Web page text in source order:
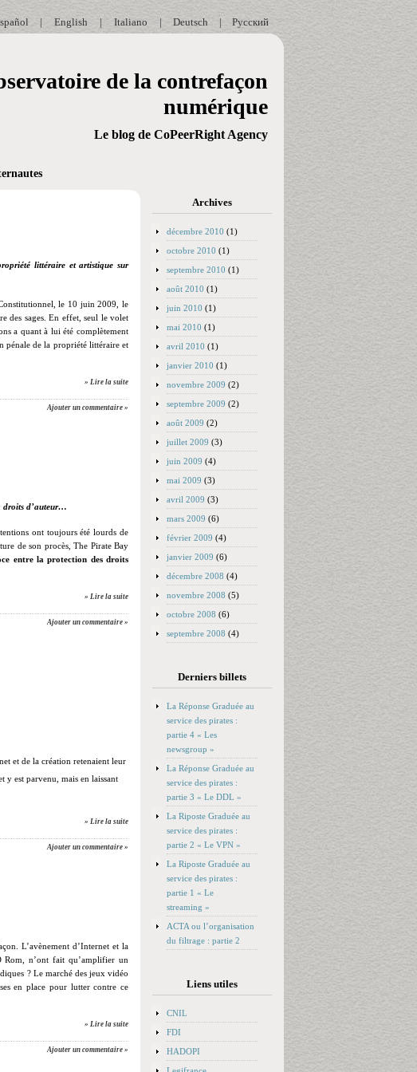
Русский
|
Deutsch
|
Italiano
|
English
|
de la contrefaçon
numérique
Le blog de CoPeerRight Agency
littéraire et artistique sur
le 10 juin 2009, le
des sages. En effet, seul le volet
a quant à lui été complètement
pénale de la propriété littéraire et
» Lire la suite
Ajouter un commentaire »
droits d’auteur…
ont toujours été lourds de
de son procès, The Pirate Bay
entre la protection des droits
» Lire la suite
Ajouter un commentaire »
et de la création retenaient leur
y est parvenu, mais en laissant
» Lire la suite
Ajouter un commentaire »
L’avènement d’Internet et la
Rom, n’ont fait qu’amplifier un
? Le marché des jeux vidéo
en place pour lutter contre ce
» Lire la suite
Ajouter un commentaire »
Archives
décembre 2010 (1)
octobre 2010 (1)
septembre 2010 (1)
août 2010 (1)
juin 2010 (1)
mai 2010 (1)
avril 2010 (1)
janvier 2010 (1)
novembre 2009 (2)
septembre 2009 (2)
août 2009 (2)
juillet 2009 (3)
juin 2009 (4)
mai 2009 (3)
avril 2009 (3)
mars 2009 (6)
février 2009 (4)
janvier 2009 (6)
décembre 2008 (4)
novembre 2008 (5)
octobre 2008 (6)
septembre 2008 (4)
Derniers billets
La Réponse Graduée au
service des pirates :
partie 4 « Les
newsgroup »
La Réponse Graduée au
service des pirates :
partie 3 « Le DDL »
La Riposte Graduée au
service des pirates :
partie 2 « Le VPN »
La Riposte Graduée au
service des pirates :
partie 1 « Le
streaming »
ACTA ou l’organisation
du filtrage : partie 2
Liens utiles
CNIL
FDI
HADOPI